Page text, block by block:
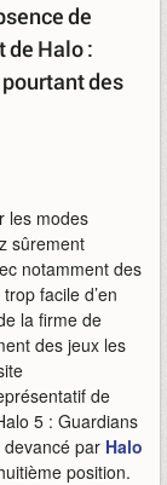
de
de Halo :
des
les modes
sûrement
notamment des
facile d’en
la firme de
des jeux les
de
5 : Guardians
par Halo
position.